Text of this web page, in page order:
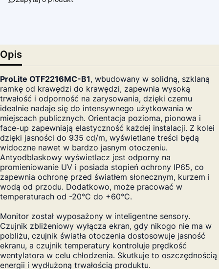
Opis
ProLite OTF2216MC-B1, wbudowany w solidną, szklaną
ramkę od krawędzi do krawędzi, zapewnia wysoką
trwałość i odporność na zarysowania, dzięki czemu
idealnie nadaje się do intensywnego użytkowania w
miejscach publicznych. Orientacja pozioma, pionowa i
face-up zapewniają elastyczność każdej instalacji. Z kolei
dzięki jasności do 935 cd/m, wyświetlane treści będą
widoczne nawet w bardzo jasnym otoczeniu.
Antyodblaskowy wyświetlacz jest odporny na
promieniowanie UV i posiada stopień ochrony IP65, co
zapewnia ochronę przed światłem słonecznym, kurzem i
wodą od przodu. Dodatkowo, może pracować w
temperaturach od -20°C do +60°C.
Monitor został wyposażony w inteligentne sensory.
Czujnik zbliżeniowy wyłącza ekran, gdy nikogo nie ma w
pobliżu, czujnik światła otoczenia dostosowuje jasność
ekranu, a czujnik temperatury kontroluje prędkość
wentylatora w celu chłodzenia. Skutkuje to oszczędnością
energii i wydłużoną trwałością produktu.